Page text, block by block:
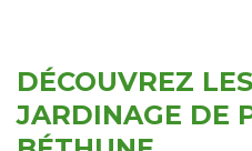
DÉCOUVREZ
JARDINAGE DE